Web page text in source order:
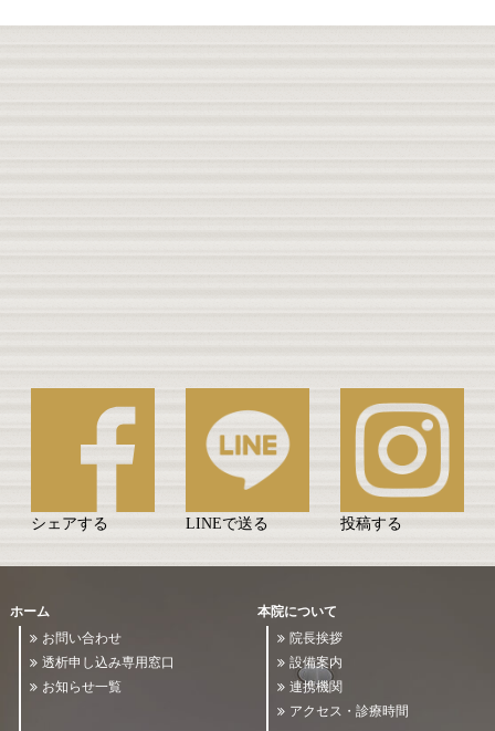
シェアする LINEで送る 投稿する
ホーム
お問い合わせ
透析申し込み専用窓口
お知らせ一覧
本院について
院長挨拶
設備案内
連携機関
アクセス・診療時間